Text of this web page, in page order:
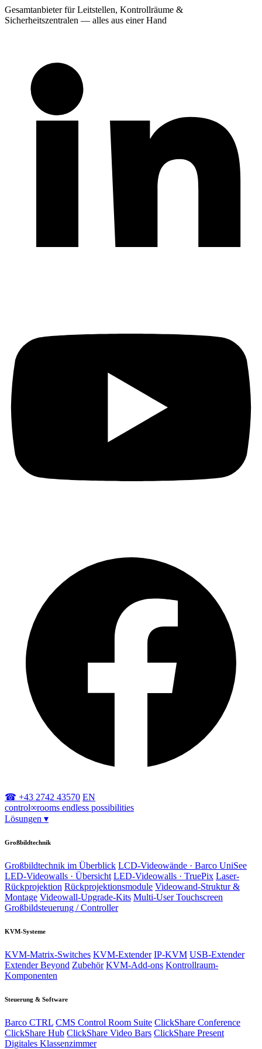
Gesamtanbieter für Leitstellen, Kontrollräume &
Sicherheitszentralen — alles aus einer Hand
☎ +43 2742 43570 EN
control∞rooms endless possibilities
Lösungen ▾
Großbildtechnik
Großbildtechnik im Überblick LCD-Videowände · Barco UniSee
LED-Videowalls · Übersicht LED-Videowalls · TruePix Laser-
Rückprojektion Rückprojektionsmodule Videowand-Struktur &
Montage Videowall-Upgrade-Kits Multi-User Touchscreen
Großbildsteuerung / Controller
KVM-Systeme
KVM-Matrix-Switches KVM-Extender IP-KVM USB-Extender
Extender Beyond Zubehör KVM-Add-ons Kontrollraum-
Komponenten
Steuerung & Software
Barco CTRL CMS Control Room Suite ClickShare Conference
ClickShare Hub ClickShare Video Bars ClickShare Present
Digitales Klassenzimmer